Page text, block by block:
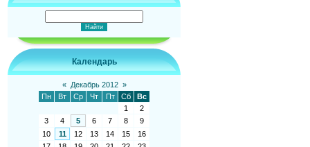
Календарь
« Декабрь 2012 »
Пн
Вт Ср Чт Пт Сб
Вс
1
2
3
4 5 6 7 8
9
10
11 12 13 14 15
16